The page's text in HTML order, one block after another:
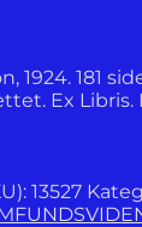
1924. 181
Ex
13527